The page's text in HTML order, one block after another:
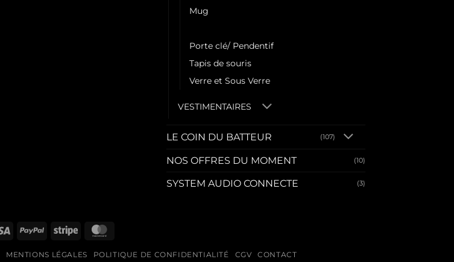
Mug
Porte clé/ Pendentif
Tapis de souris
Verre et Sous Verre
VESTIMENTAIRES
LE COIN DU BATTEUR (107)
NOS OFFRES DU MOMENT (10)
SYSTEM AUDIO CONNECTE (3)
Visa PayPal Stripe
MENTIONS LÉGALES POLITIQUE DE CONFIDENTIALITÉ CGV CONTACT